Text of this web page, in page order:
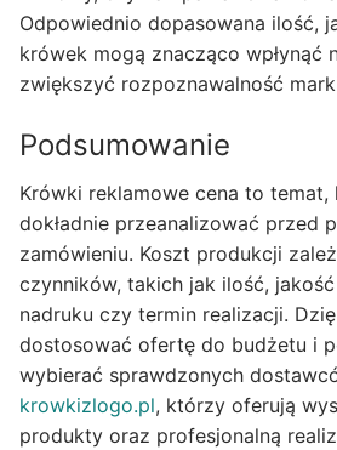
Odpowiednio dopasowana ilość,
krówek mogą znacząco wpłynąć
zwiększyć rozpoznawalność
Podsumowanie
Krówki reklamowe cena to
dokładnie przeanalizować przed
zamówieniu. Koszt produkcji
czynników, takich jak ilość,
nadruku czy termin realizacji.
dostosować ofertę do budżetu i
wybierać sprawdzonych
krowkizlogo.pl, którzy oferują
produkty oraz profesjonalną